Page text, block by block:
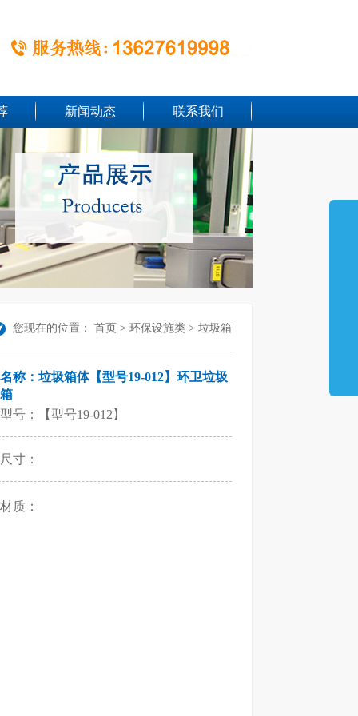
新闻动态 联系我们
您现在的位置： 首页 > 环保设施类 > 垃圾箱
称：垃圾箱体【型号19-012】环卫垃圾
号：【型号19-012】
寸：
质：